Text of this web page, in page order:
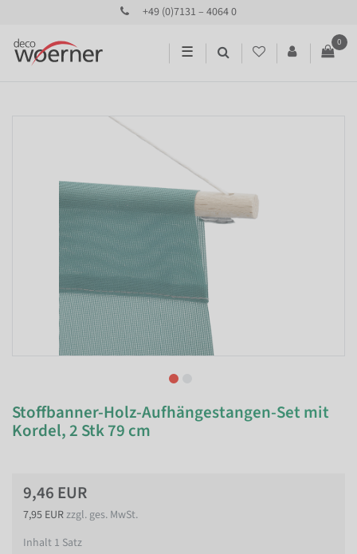
+49 (0)7131 – 4064 0
☰
0
Stoffbanner-Holz-Aufhängestangen-Set mit
Kordel, 2 Stk 79 cm
9,46 EUR
7,95 EURzzgl. ges. MwSt.
Inhalt 1 Satz